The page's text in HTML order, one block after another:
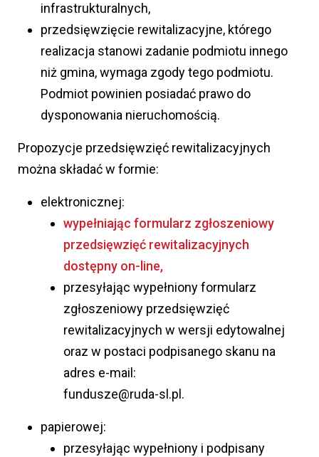
infrastrukturalnych,
przedsięwzięcie rewitalizacyjne, którego
realizacja stanowi zadanie podmiotu innego
niż gmina, wymaga zgody tego podmiotu.
Podmiot powinien posiadać prawo do
dysponowania nieruchomością.
Propozycje przedsięwzięć rewitalizacyjnych
można składać w formie:
elektronicznej:
wypełniając formularz zgłoszeniowy
przedsięwzięć rewitalizacyjnych
dostępny on-line,
przesyłając wypełniony formularz
zgłoszeniowy przedsięwzięć
rewitalizacyjnych w wersji edytowalnej
oraz w postaci podpisanego skanu na
adres e-mail:
fundusze@ruda-sl.pl.
papierowej:
przesyłając wypełniony i podpisany